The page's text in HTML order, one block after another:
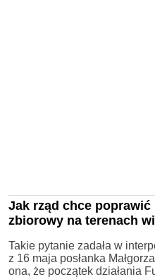
Jak rząd chce
zbiorowy na terenach
Takie pytanie zadała w
z 16 maja posłanka
ona, że początek działania